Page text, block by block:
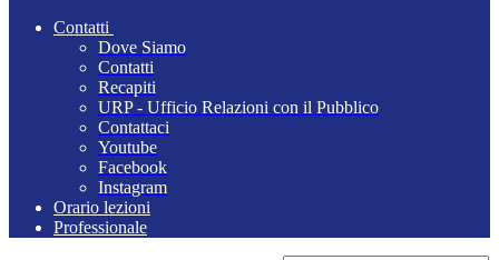
Contatti
Dove Siamo
Contatti
Recapiti
URP - Ufficio Relazioni con il Pubblico
Contattaci
Youtube
Facebook
Instagram
Orario lezioni
Professionale